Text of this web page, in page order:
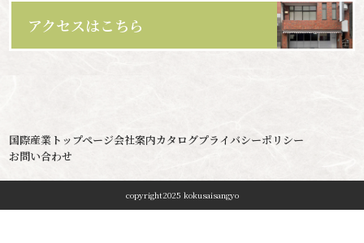
アクセスはこちら
国際産業トップページ会社案内カタログプライバシーポリシー
お問い合わせ
copyright2025 kokusaisangyo